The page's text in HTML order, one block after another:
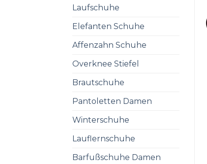
Laufschuhe
Elefanten Schuhe
Affenzahn Schuhe
Overknee Stiefel
Brautschuhe
Pantoletten Damen
Winterschuhe
Lauflernschuhe
Barfußschuhe Damen